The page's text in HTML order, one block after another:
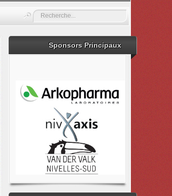
Rechercher
Sponsors Principaux